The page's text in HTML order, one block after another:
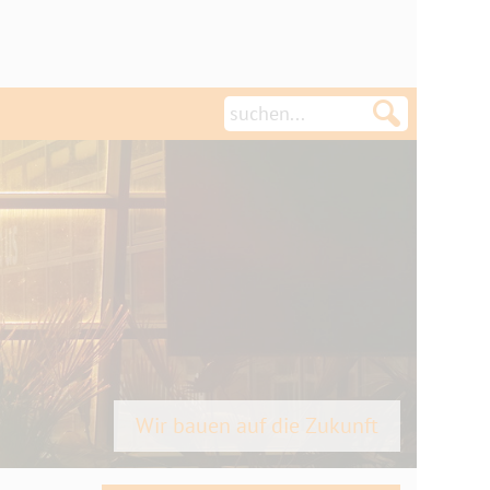
Wir bauen auf die Zukunft